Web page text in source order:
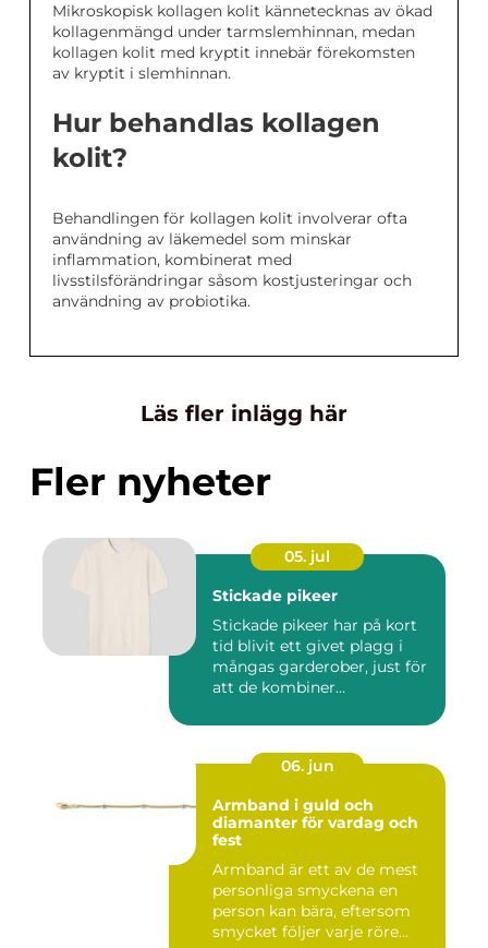
Mikroskopisk kollagen kolit kännetecknas av ökad
kollagenmängd under tarmslemhinnan, medan
kollagen kolit med kryptit innebär förekomsten
av kryptit i slemhinnan.
Hur behandlas kollagen
kolit?
Behandlingen för kollagen kolit involverar ofta
användning av läkemedel som minskar
inflammation, kombinerat med
livsstilsförändringar såsom kostjusteringar och
användning av probiotika.
Läs fler inlägg här
Fler nyheter
05. jul
Stickade pikeer
Stickade pikeer har på kort
tid blivit ett givet plagg i
mångas garderober, just för
att de kombiner...
06. jun
Armband i guld och
diamanter för vardag och
fest
Armband är ett av de mest
personliga smyckena en
person kan bära, eftersom
smycket följer varje röre...